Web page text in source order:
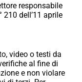
responsabile
210 dell’11 aprile
video o testi da
al fine di
e non violare